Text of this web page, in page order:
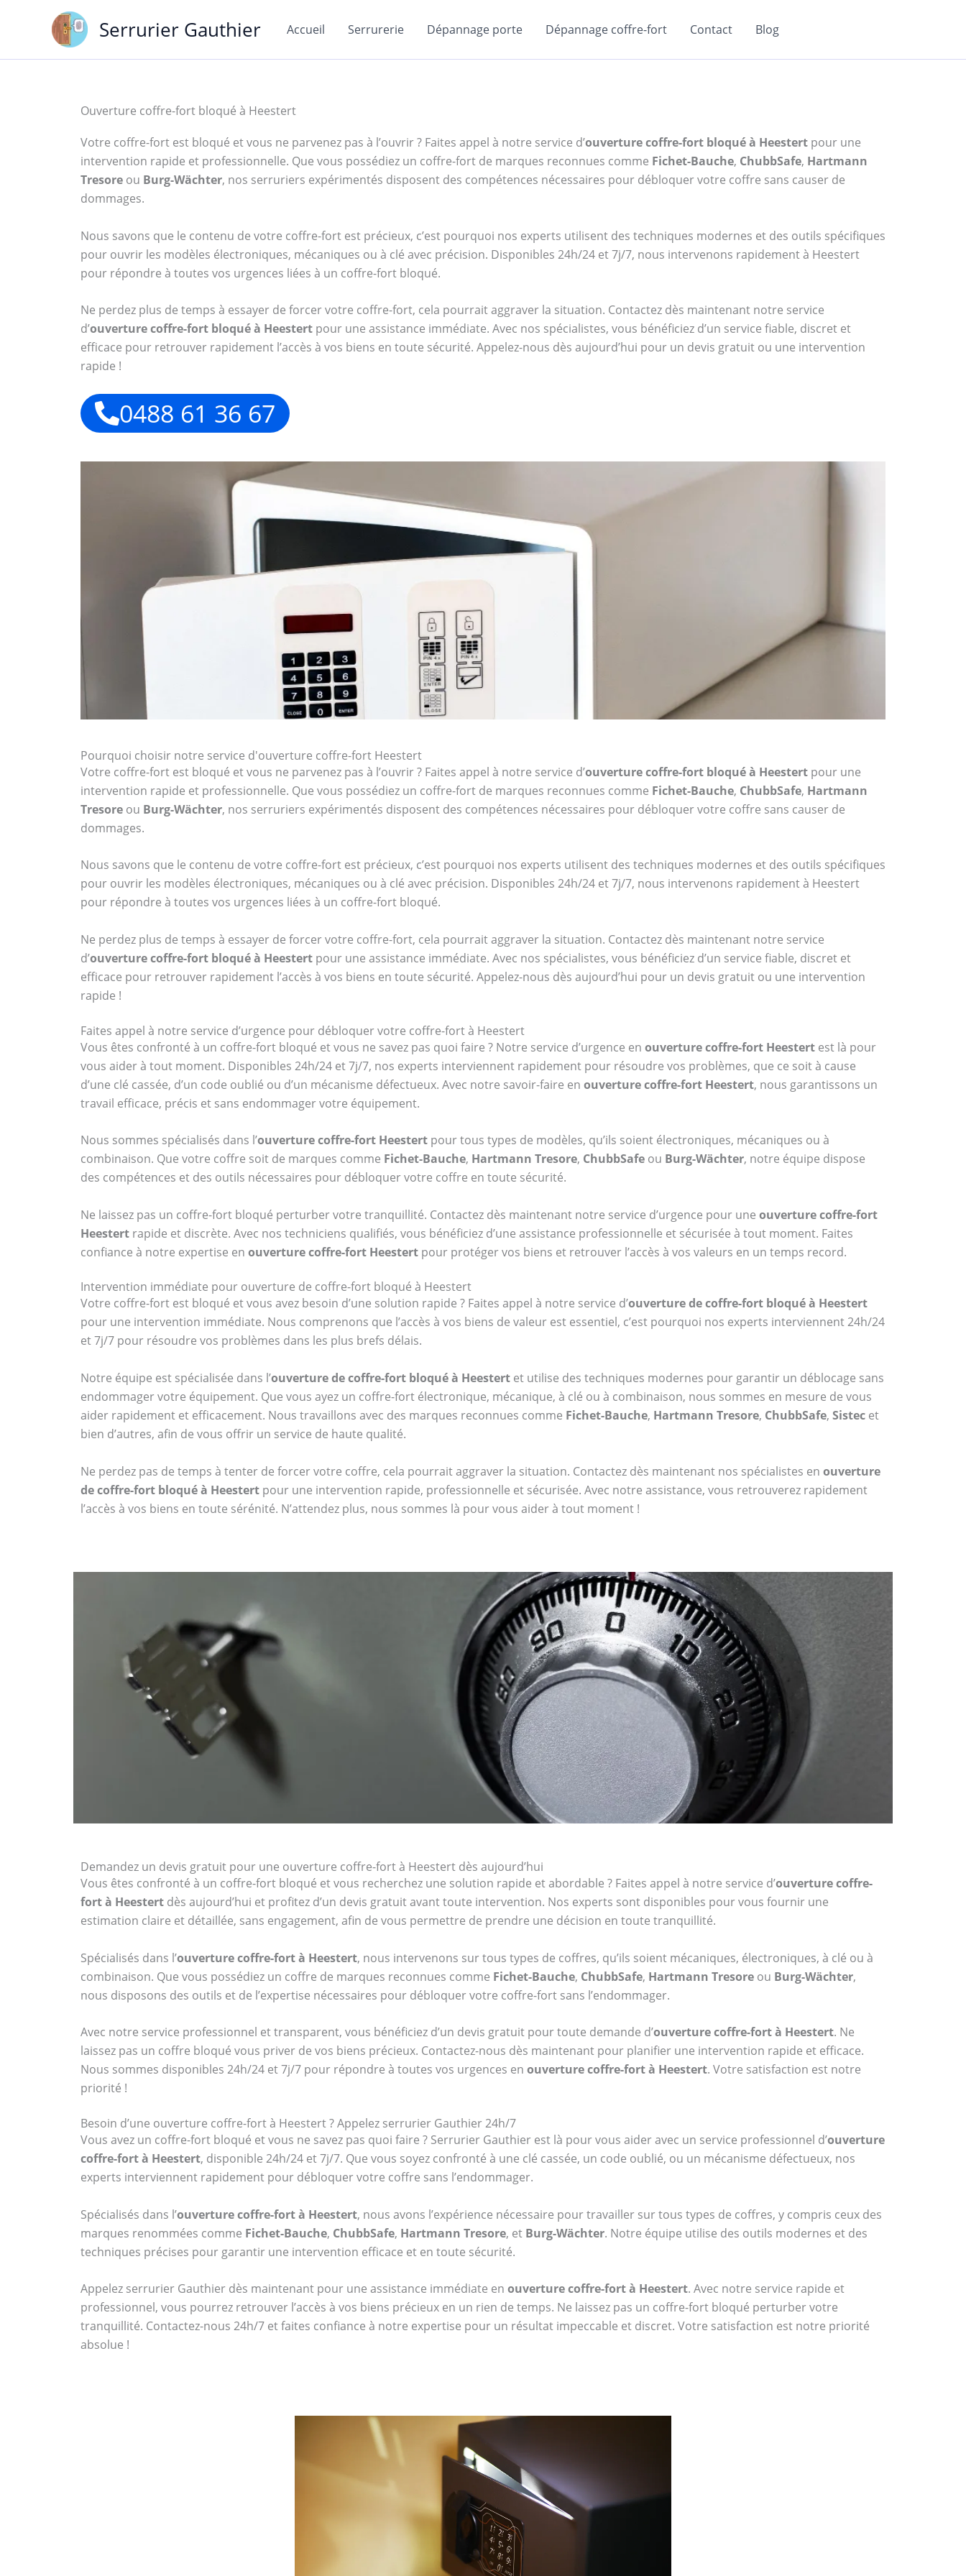
Serrurier Gauthier Accueil Serrurerie Dépannage porte Dépannage coffre-fort Contact Blog
Ouverture coffre-fort bloqué à Heestert
Votre coffre-fort est bloqué et vous ne parvenez pas à l’ouvrir ? Faites appel à notre service d’ouverture coffre-fort bloqué à Heestert pour une
intervention rapide et professionnelle. Que vous possédiez un coffre-fort de marques reconnues comme Fichet-Bauche, ChubbSafe, Hartmann
Tresore ou Burg-Wächter, nos serruriers expérimentés disposent des compétences nécessaires pour débloquer votre coffre sans causer de
dommages.
Nous savons que le contenu de votre coffre-fort est précieux, c’est pourquoi nos experts utilisent des techniques modernes et des outils spécifiques
pour ouvrir les modèles électroniques, mécaniques ou à clé avec précision. Disponibles 24h/24 et 7j/7, nous intervenons rapidement à Heestert
pour répondre à toutes vos urgences liées à un coffre-fort bloqué.
Ne perdez plus de temps à essayer de forcer votre coffre-fort, cela pourrait aggraver la situation. Contactez dès maintenant notre service
d’ouverture coffre-fort bloqué à Heestert pour une assistance immédiate. Avec nos spécialistes, vous bénéficiez d’un service fiable, discret et
efficace pour retrouver rapidement l’accès à vos biens en toute sécurité. Appelez-nous dès aujourd’hui pour un devis gratuit ou une intervention
rapide !
0488 61 36 67
Pourquoi choisir notre service d'ouverture coffre-fort Heestert
Votre coffre-fort est bloqué et vous ne parvenez pas à l’ouvrir ? Faites appel à notre service d’ouverture coffre-fort bloqué à Heestert pour une
intervention rapide et professionnelle. Que vous possédiez un coffre-fort de marques reconnues comme Fichet-Bauche, ChubbSafe, Hartmann
Tresore ou Burg-Wächter, nos serruriers expérimentés disposent des compétences nécessaires pour débloquer votre coffre sans causer de
dommages.
Nous savons que le contenu de votre coffre-fort est précieux, c’est pourquoi nos experts utilisent des techniques modernes et des outils spécifiques
pour ouvrir les modèles électroniques, mécaniques ou à clé avec précision. Disponibles 24h/24 et 7j/7, nous intervenons rapidement à Heestert
pour répondre à toutes vos urgences liées à un coffre-fort bloqué.
Ne perdez plus de temps à essayer de forcer votre coffre-fort, cela pourrait aggraver la situation. Contactez dès maintenant notre service
d’ouverture coffre-fort bloqué à Heestert pour une assistance immédiate. Avec nos spécialistes, vous bénéficiez d’un service fiable, discret et
efficace pour retrouver rapidement l’accès à vos biens en toute sécurité. Appelez-nous dès aujourd’hui pour un devis gratuit ou une intervention
rapide !
Faites appel à notre service d’urgence pour débloquer votre coffre-fort à Heestert
Vous êtes confronté à un coffre-fort bloqué et vous ne savez pas quoi faire ? Notre service d’urgence en ouverture coffre-fort Heestert est là pour
vous aider à tout moment. Disponibles 24h/24 et 7j/7, nos experts interviennent rapidement pour résoudre vos problèmes, que ce soit à cause
d’une clé cassée, d’un code oublié ou d’un mécanisme défectueux. Avec notre savoir-faire en ouverture coffre-fort Heestert, nous garantissons un
travail efficace, précis et sans endommager votre équipement.
Nous sommes spécialisés dans l’ouverture coffre-fort Heestert pour tous types de modèles, qu’ils soient électroniques, mécaniques ou à
combinaison. Que votre coffre soit de marques comme Fichet-Bauche, Hartmann Tresore, ChubbSafe ou Burg-Wächter, notre équipe dispose
des compétences et des outils nécessaires pour débloquer votre coffre en toute sécurité.
Ne laissez pas un coffre-fort bloqué perturber votre tranquillité. Contactez dès maintenant notre service d’urgence pour une ouverture coffre-fort
Heestert rapide et discrète. Avec nos techniciens qualifiés, vous bénéficiez d’une assistance professionnelle et sécurisée à tout moment. Faites
confiance à notre expertise en ouverture coffre-fort Heestert pour protéger vos biens et retrouver l’accès à vos valeurs en un temps record.
Intervention immédiate pour ouverture de coffre-fort bloqué à Heestert
Votre coffre-fort est bloqué et vous avez besoin d’une solution rapide ? Faites appel à notre service d’ouverture de coffre-fort bloqué à Heestert
pour une intervention immédiate. Nous comprenons que l’accès à vos biens de valeur est essentiel, c’est pourquoi nos experts interviennent 24h/24
et 7j/7 pour résoudre vos problèmes dans les plus brefs délais.
Notre équipe est spécialisée dans l’ouverture de coffre-fort bloqué à Heestert et utilise des techniques modernes pour garantir un déblocage sans
endommager votre équipement. Que vous ayez un coffre-fort électronique, mécanique, à clé ou à combinaison, nous sommes en mesure de vous
aider rapidement et efficacement. Nous travaillons avec des marques reconnues comme Fichet-Bauche, Hartmann Tresore, ChubbSafe, Sistec et
bien d’autres, afin de vous offrir un service de haute qualité.
Ne perdez pas de temps à tenter de forcer votre coffre, cela pourrait aggraver la situation. Contactez dès maintenant nos spécialistes en ouverture
de coffre-fort bloqué à Heestert pour une intervention rapide, professionnelle et sécurisée. Avec notre assistance, vous retrouverez rapidement
l’accès à vos biens en toute sérénité. N’attendez plus, nous sommes là pour vous aider à tout moment !
Demandez un devis gratuit pour une ouverture coffre-fort à Heestert dès aujourd’hui
Vous êtes confronté à un coffre-fort bloqué et vous recherchez une solution rapide et abordable ? Faites appel à notre service d’ouverture coffre-
fort à Heestert dès aujourd’hui et profitez d’un devis gratuit avant toute intervention. Nos experts sont disponibles pour vous fournir une
estimation claire et détaillée, sans engagement, afin de vous permettre de prendre une décision en toute tranquillité.
Spécialisés dans l’ouverture coffre-fort à Heestert, nous intervenons sur tous types de coffres, qu’ils soient mécaniques, électroniques, à clé ou à
combinaison. Que vous possédiez un coffre de marques reconnues comme Fichet-Bauche, ChubbSafe, Hartmann Tresore ou Burg-Wächter,
nous disposons des outils et de l’expertise nécessaires pour débloquer votre coffre-fort sans l’endommager.
Avec notre service professionnel et transparent, vous bénéficiez d’un devis gratuit pour toute demande d’ouverture coffre-fort à Heestert. Ne
laissez pas un coffre bloqué vous priver de vos biens précieux. Contactez-nous dès maintenant pour planifier une intervention rapide et efficace.
Nous sommes disponibles 24h/24 et 7j/7 pour répondre à toutes vos urgences en ouverture coffre-fort à Heestert. Votre satisfaction est notre
priorité !
Besoin d’une ouverture coffre-fort à Heestert ? Appelez serrurier Gauthier 24h/7
Vous avez un coffre-fort bloqué et vous ne savez pas quoi faire ? Serrurier Gauthier est là pour vous aider avec un service professionnel d’ouverture
coffre-fort à Heestert, disponible 24h/24 et 7j/7. Que vous soyez confronté à une clé cassée, un code oublié, ou un mécanisme défectueux, nos
experts interviennent rapidement pour débloquer votre coffre sans l’endommager.
Spécialisés dans l’ouverture coffre-fort à Heestert, nous avons l’expérience nécessaire pour travailler sur tous types de coffres, y compris ceux des
marques renommées comme Fichet-Bauche, ChubbSafe, Hartmann Tresore, et Burg-Wächter. Notre équipe utilise des outils modernes et des
techniques précises pour garantir une intervention efficace et en toute sécurité.
Appelez serrurier Gauthier dès maintenant pour une assistance immédiate en ouverture coffre-fort à Heestert. Avec notre service rapide et
professionnel, vous pourrez retrouver l’accès à vos biens précieux en un rien de temps. Ne laissez pas un coffre-fort bloqué perturber votre
tranquillité. Contactez-nous 24h/7 et faites confiance à notre expertise pour un résultat impeccable et discret. Votre satisfaction est notre priorité
absolue !